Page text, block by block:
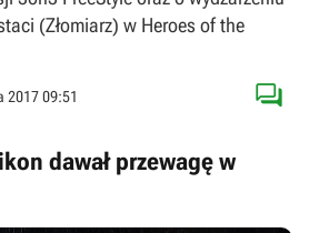
(Złomiarz) w Heroes of the
2017 09:51 
dawał przewagę w